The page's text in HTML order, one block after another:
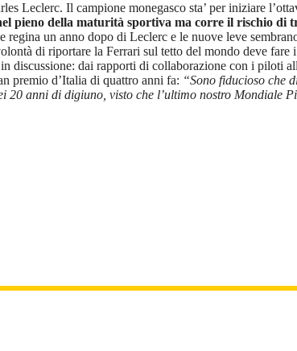
Leclerc. Il campione monegasco sta’ per iniziare
pieno della maturità sportiva ma corre il rischio di
regina un anno dopo di Leclerc e le nuove leve
di riportare la Ferrari sul tetto del mondo deve
discussione: dai rapporti di collaborazione con i piloti
premio d’Italia di quattro anni fa: “Sono fiducioso che
anni di digiuno, visto che l’ultimo nostro Mondiale